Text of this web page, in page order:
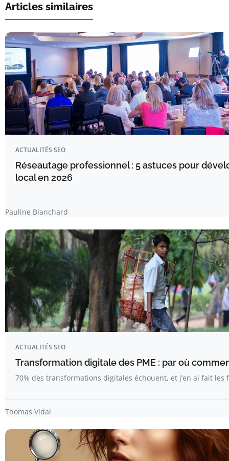
Articles similaires
ACTUALITÉS SEO
Réseautage professionnel : 5 astuces pour
local en 2026
Pauline Blanchard
ACTUALITÉS SEO
Transformation digitale des PME : par où
70% des transformations digitales échouent, et j’en ai fait les
Thomas Vidal